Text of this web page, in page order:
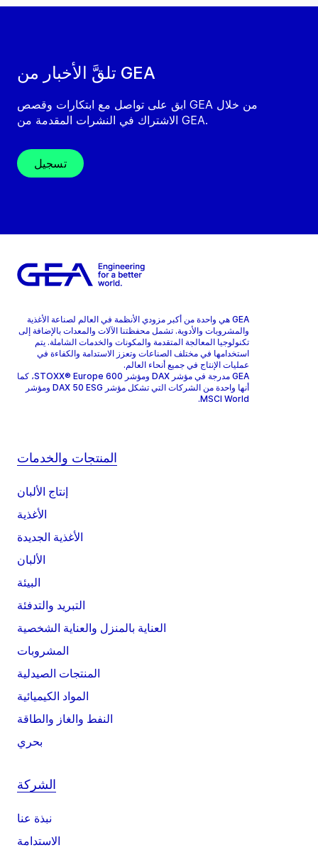
تلقَّ الأخبار من GEA
ابق على تواصل مع ابتكارات وقصص GEA من خلال
الاشتراك في النشرات المقدمة من GEA.
تسجيل
GEA هي واحدة من أكبر مزودي الأنظمة في العالم لصناعة الأغذية
والمشروبات والأدوية. تشمل محفظتنا الآلات والمعدات بالإضافة إلى
تكنولوجيا المعالجة المتقدمة والمكونات والخدمات الشاملة. يتم
استخدامها في مختلف الصناعات وتعزز الاستدامة والكفاءة في
عمليات الإنتاج في جميع أنحاء العالم.
GEA مدرجة في مؤشر DAX ومؤشر STOXX® Europe 600، كما
أنها واحدة من الشركات التي تشكل مؤشر DAX 50 ESG ومؤشر
MSCI World.
المنتجات والخدمات
إنتاج الألبان
الأغذية
الأغذية الجديدة
الألبان
البيئة
التبريد والتدفئة
العناية بالمنزل والعناية الشخصية
المشروبات
المنتجات الصيدلية
المواد الكيميائية
النفط والغاز والطاقة
بحري
الشركة
نبذة عنا
الاستدامة